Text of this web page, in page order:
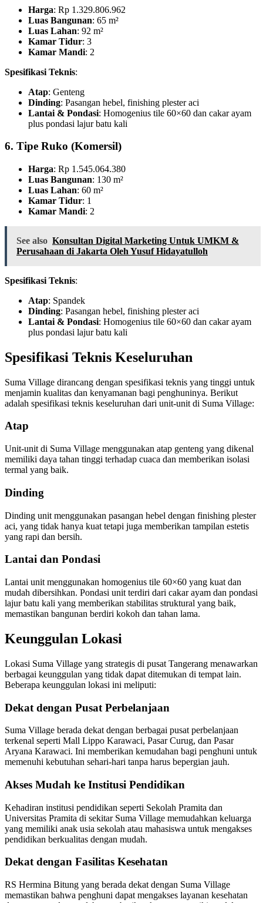
Harga: Rp 1.329.806.962
Luas Bangunan: 65 m²
Luas Lahan: 92 m²
Kamar Tidur: 3
Kamar Mandi: 2
Spesifikasi Teknis:
Atap: Genteng
Dinding: Pasangan hebel, finishing plester aci
Lantai & Pondasi: Homogenius tile 60×60 dan cakar ayam
plus pondasi lajur batu kali
6. Tipe Ruko (Komersil)
Harga: Rp 1.545.064.380
Luas Bangunan: 130 m²
Luas Lahan: 60 m²
Kamar Tidur: 1
Kamar Mandi: 2
See also Konsultan Digital Marketing Untuk UMKM &
Perusahaan di Jakarta Oleh Yusuf Hidayatulloh
Spesifikasi Teknis:
Atap: Spandek
Dinding: Pasangan hebel, finishing plester aci
Lantai & Pondasi: Homogenius tile 60×60 dan cakar ayam
plus pondasi lajur batu kali
Spesifikasi Teknis Keseluruhan
Suma Village dirancang dengan spesifikasi teknis yang tinggi untuk
menjamin kualitas dan kenyamanan bagi penghuninya. Berikut
adalah spesifikasi teknis keseluruhan dari unit-unit di Suma Village:
Atap
Unit-unit di Suma Village menggunakan atap genteng yang dikenal
memiliki daya tahan tinggi terhadap cuaca dan memberikan isolasi
termal yang baik.
Dinding
Dinding unit menggunakan pasangan hebel dengan finishing plester
aci, yang tidak hanya kuat tetapi juga memberikan tampilan estetis
yang rapi dan bersih.
Lantai dan Pondasi
Lantai unit menggunakan homogenius tile 60×60 yang kuat dan
mudah dibersihkan. Pondasi unit terdiri dari cakar ayam dan pondasi
lajur batu kali yang memberikan stabilitas struktural yang baik,
memastikan bangunan berdiri kokoh dan tahan lama.
Keunggulan Lokasi
Lokasi Suma Village yang strategis di pusat Tangerang menawarkan
berbagai keunggulan yang tidak dapat ditemukan di tempat lain.
Beberapa keunggulan lokasi ini meliputi:
Dekat dengan Pusat Perbelanjaan
Suma Village berada dekat dengan berbagai pusat perbelanjaan
terkenal seperti Mall Lippo Karawaci, Pasar Curug, dan Pasar
Aryana Karawaci. Ini memberikan kemudahan bagi penghuni untuk
memenuhi kebutuhan sehari-hari tanpa harus bepergian jauh.
Akses Mudah ke Institusi Pendidikan
Kehadiran institusi pendidikan seperti Sekolah Pramita dan
Universitas Pramita di sekitar Suma Village memudahkan keluarga
yang memiliki anak usia sekolah atau mahasiswa untuk mengakses
pendidikan berkualitas dengan mudah.
Dekat dengan Fasilitas Kesehatan
RS Hermina Bitung yang berada dekat dengan Suma Village
memastikan bahwa penghuni dapat mengakses layanan kesehatan